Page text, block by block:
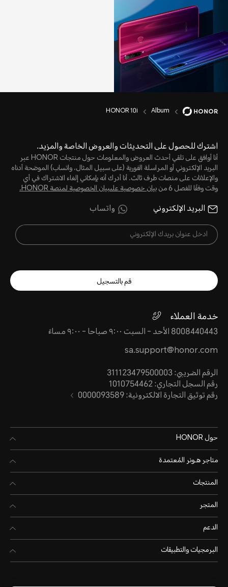
Album
HONOR 10i
اشترك للحصول على التحديثات والعروض الخاصة والمزيد.
أنا أوافق على تلقي أحدث العروض والمعلومات حول منتجات HONOR عبر
البريد الإلكتروني أو المراسلة الفورية (على سبيل المثال، واتساب) الموضحة أدناه
والإعلانات على منصات طرف ثالث. أنا أدرك أنه بإمكاني إلغاء الاشتراك في أي
وقت وفقًا للفصل 6 من
بيان خصوصية علىبيان الخصوصية لمنصة HONOR‬.
البريد الإلكتروني واتساب
قم بالتسجيل
خدمة العملاء
8008440443 الأحد - السبت ٩:٠٠ صباحا - ٩:٠٠ مساءً
sa.support@honor.com
الرقم الضريبي: 311123479500003
رقم السجل التجاري: 1010754462
رقم توثيق التجارة الالكترونية: 0000093589
حول HONOR
متاجر هـونر المُعتمدة
المنتجات
المتجر
الدعم
البرمجيات والتطبيقات